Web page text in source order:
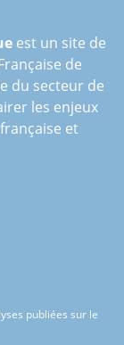
est un site de
de
du secteur de
les enjeux
et
publiées sur le